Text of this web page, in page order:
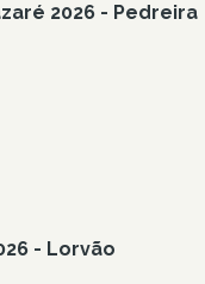
2026 - Pedreira
- Lorvão